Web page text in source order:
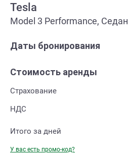
Tesla
Model 3 Performance, Седан
Даты бронирования
Стоимость аренды
Страхование
НДС
Итого за дней
У вас есть промо-код?